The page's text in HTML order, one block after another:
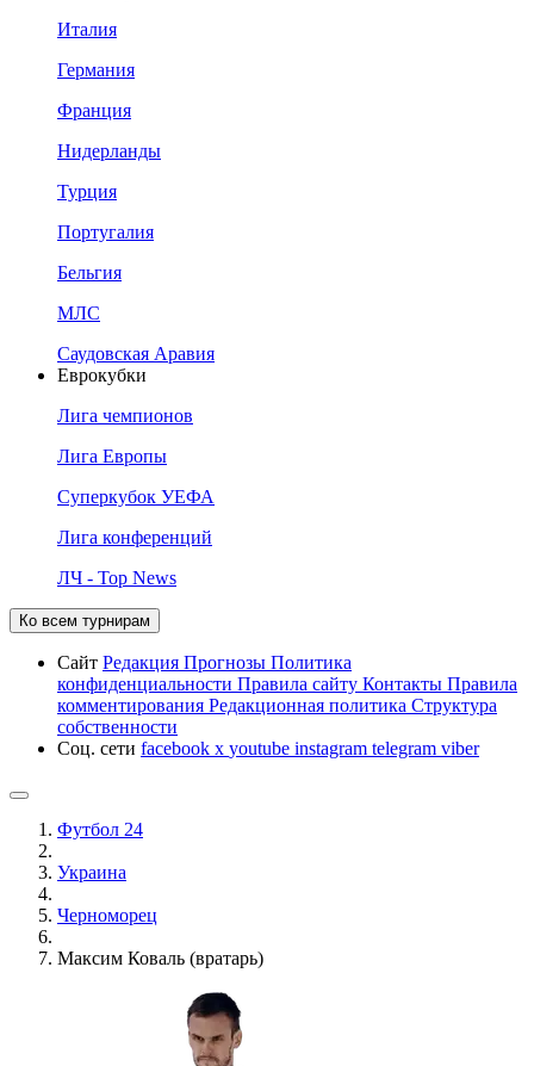
Италия
Германия
Франция
Нидерланды
Турция
Португалия
Бельгия
МЛС
Саудовская Аравия
Еврокубки
Лига чемпионов
Лига Европы
Суперкубок УЕФА
Лига конференций
ЛЧ - Top News
Ко всем турнирам
Сайт Редакция Прогнозы Политика
конфиденциальности Правила сайту Контакты Правила
комментирования Редакционная политика Структура
собственности
Соц. сети facebook x youtube instagram telegram viber
Футбол 24
Украина
Черноморец
Максим Коваль (вратарь)